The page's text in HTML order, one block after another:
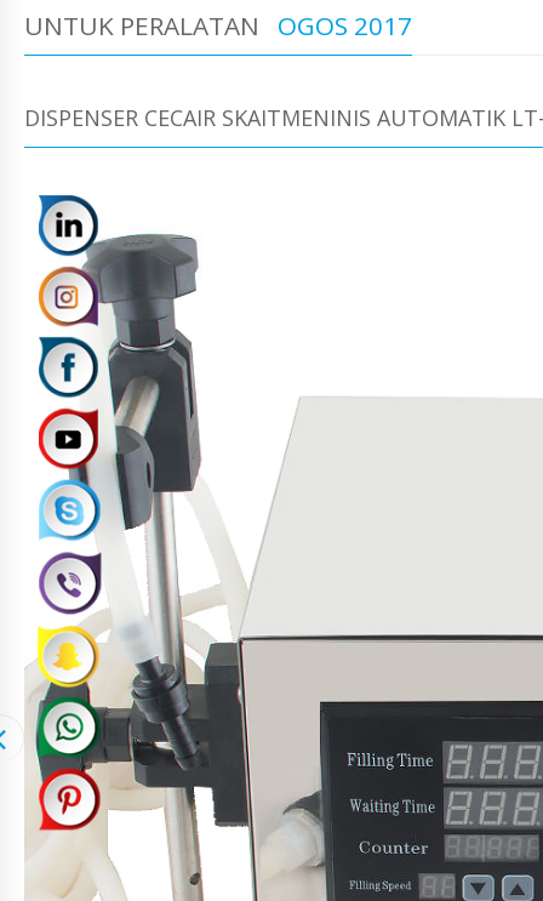
UNTUK PERALATAN OGOS 2017
DISPENSER CECAIR SKAITMENINIS AUTOMATIK